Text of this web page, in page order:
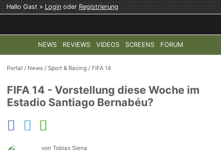
Hallo Gast »LoginoderRegistrierung
NEWS REVIEWS VIDEOS SCREENS FORUM
TOP-THEMEN: COD: MODERN WARFARE 4 HALO:
Portal / News /Sport & Racing / FIFA 14
FIFA 14 - Vorstellung diese Woche im
Estadio Santiago Bernabéu?
von Tobias Siena